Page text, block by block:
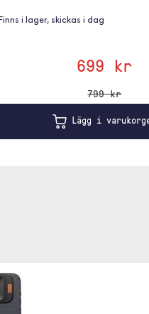
Finns i lager, skickas i dag
699 kr
799 kr
Lägg i